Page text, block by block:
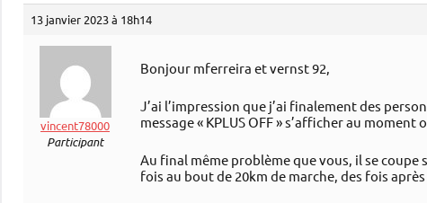
13 janvier 2023 à 18h14
vincent78000
Participant
Bonjour mferreira et vernst 92,
J’ai l’impression que j’ai finalement des
message « KPLUS OFF » s’afficher au moment
Au final même problème que vous, il se coupe
fois au bout de 20km de marche, des fois